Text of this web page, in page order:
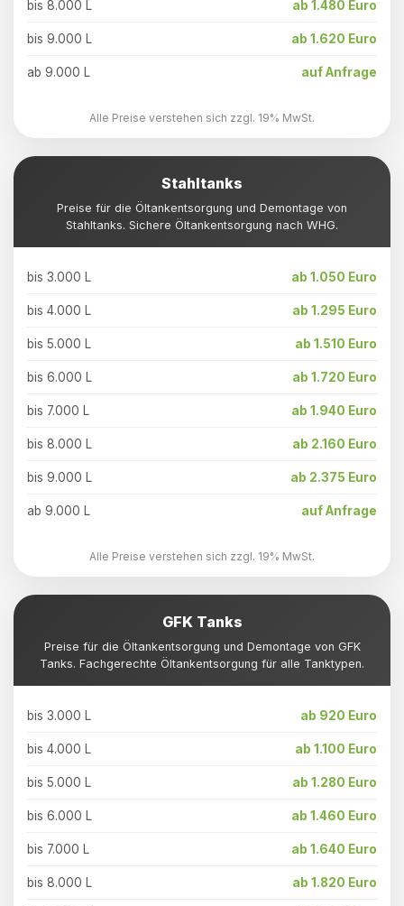
bis 8.000 L ab 1.480 Euro
bis 9.000 L ab 1.620 Euro
ab 9.000 L auf Anfrage
Alle Preise verstehen sich zzgl. 19% MwSt.
Stahltanks
Preise für die Öltankentsorgung und Demontage von
Stahltanks. Sichere Öltankentsorgung nach WHG.
bis 3.000 L ab 1.050 Euro
bis 4.000 L ab 1.295 Euro
bis 5.000 L ab 1.510 Euro
bis 6.000 L ab 1.720 Euro
bis 7.000 L ab 1.940 Euro
bis 8.000 L ab 2.160 Euro
bis 9.000 L ab 2.375 Euro
ab 9.000 L auf Anfrage
Alle Preise verstehen sich zzgl. 19% MwSt.
GFK Tanks
Preise für die Öltankentsorgung und Demontage von GFK
Tanks. Fachgerechte Öltankentsorgung für alle Tanktypen.
bis 3.000 L ab 920 Euro
bis 4.000 L ab 1.100 Euro
bis 5.000 L ab 1.280 Euro
bis 6.000 L ab 1.460 Euro
bis 7.000 L ab 1.640 Euro
bis 8.000 L ab 1.820 Euro